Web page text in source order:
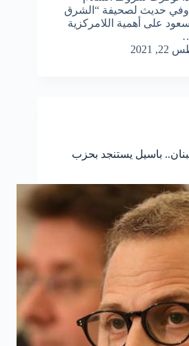
وفي حديث لصحيفة “الشرق
على أهمية اللامركزية
2021
باسيل يستنجد بحزب